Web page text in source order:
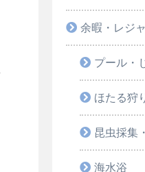
余暇・レジ
プール・
ほたる狩
昆虫採集
海水浴